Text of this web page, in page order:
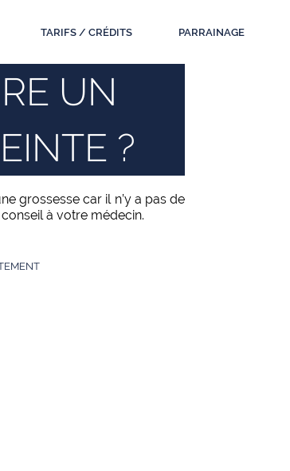
TARIFS / CRÉDITS PARRAINAGE
UN
?
grossesse car il n’y a pas de
à votre médecin.